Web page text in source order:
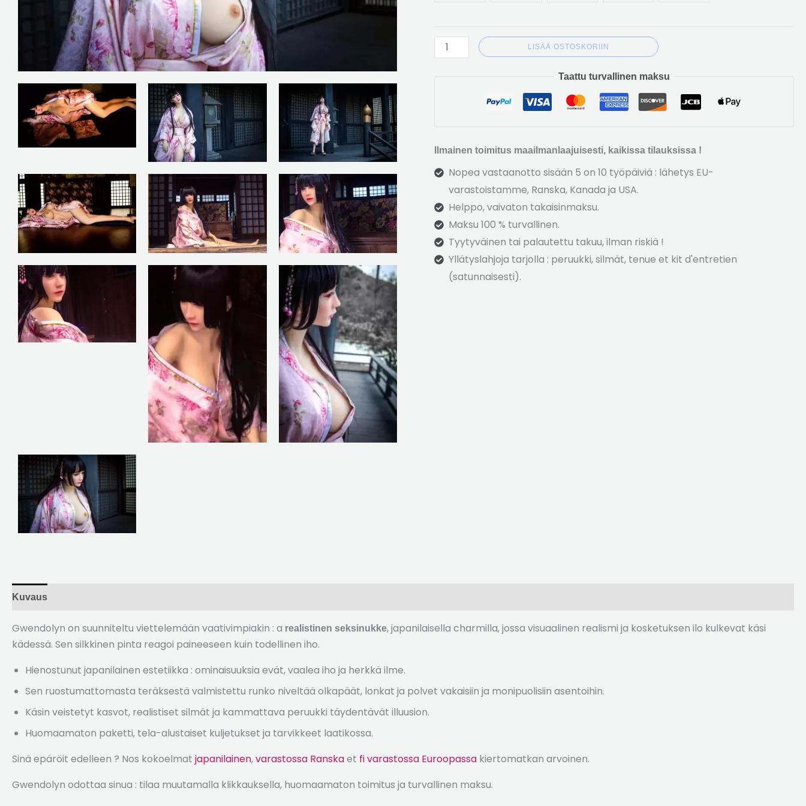
LISÄÄ OSTOSKORIIN
Taattu turvallinen maksu
Ilmainen toimitus maailmanlaajuisesti, kaikissa tilauksissa !
Nopea vastaanotto sisään 5 on 10 työpäiviä : lähetys EU-
varastoistamme, Ranska, Kanada ja USA.
Helppo, vaivaton takaisinmaksu.
Maksu 100 % turvallinen.
Tyytyväinen tai palautettu takuu, ilman riskiä !
Yllätyslahjoja tarjolla : peruukki, silmät, tenue et kit d'entretien
(satunnaisesti).
Kuvaus
Gwendolyn on suunniteltu viettelemään vaativimpiakin : a realistinen seksinukke, japanilaisella charmilla, jossa visuaalinen realismi ja kosketuksen ilo kulkevat käsi
kädessä. Sen silkkinen pinta reagoi paineeseen kuin todellinen iho.
Hienostunut japanilainen estetiikka : ominaisuuksia evät, vaalea iho ja herkkä ilme.
Sen ruostumattomasta teräksestä valmistettu runko niveltää olkapäät, lonkat ja polvet vakaisiin ja monipuolisiin asentoihin.
Käsin veistetyt kasvot, realistiset silmät ja kammattava peruukki täydentävät illuusion.
Huomaamaton paketti, tela-alustaiset kuljetukset ja tarvikkeet laatikossa.
Sinä epäröit edelleen ? Nos kokoelmat japanilainen,varastossa Ranskaet fi varastossa Euroopassa kiertomatkan arvoinen.
Gwendolyn odottaa sinua : tilaa muutamalla klikkauksella, huomaamaton toimitus ja turvallinen maksu.